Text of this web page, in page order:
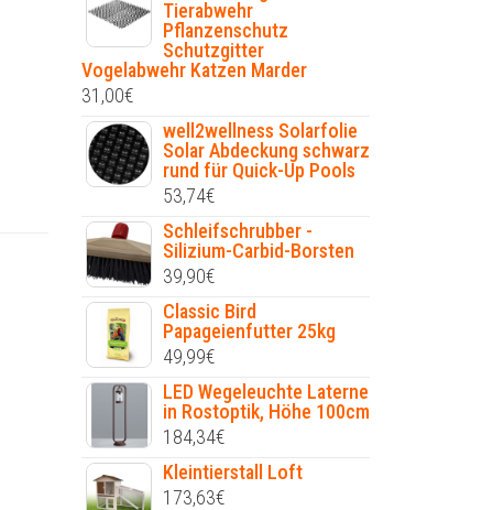
Tierabwehr
Pflanzenschutz
Schutzgitter
Vogelabwehr Katzen Marder
31,00€
well2wellness Solarfolie
Solar Abdeckung schwarz
rund für Quick-Up Pools
53,74€
Schleifschrubber -
Silizium-Carbid-Borsten
39,90€
Classic Bird
Papageienfutter 25kg
49,99€
LED Wegeleuchte Laterne
in Rostoptik, Höhe 100cm
184,34€
Kleintierstall Loft
173,63€